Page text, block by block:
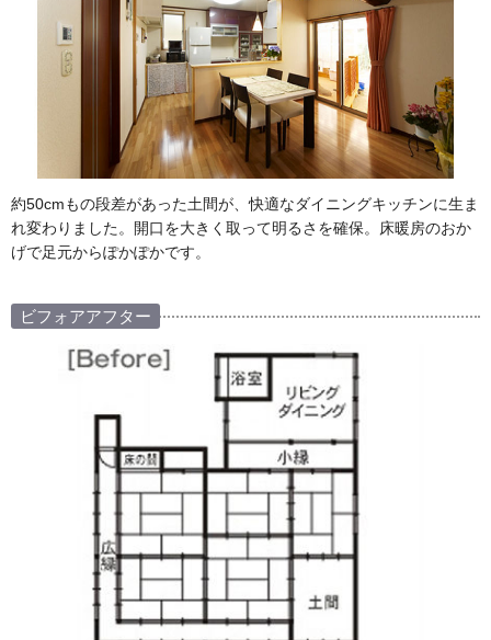
約50cmもの段差があった土間が、快適なダイニングキッチンに生ま
れ変わりました。開口を大きく取って明るさを確保。床暖房のおか
げで足元からぽかぽかです。
ビフォアアフター